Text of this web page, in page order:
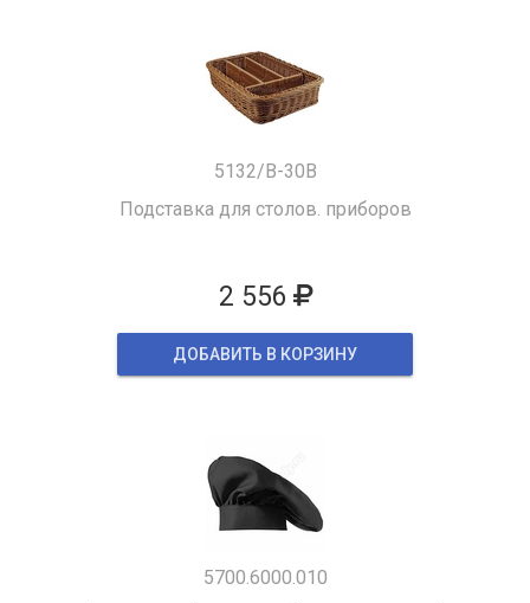
5132/B-30B
Подставка для столов. приборов
2 556
ДОБАВИТЬ В КОРЗИНУ
5700.6000.010